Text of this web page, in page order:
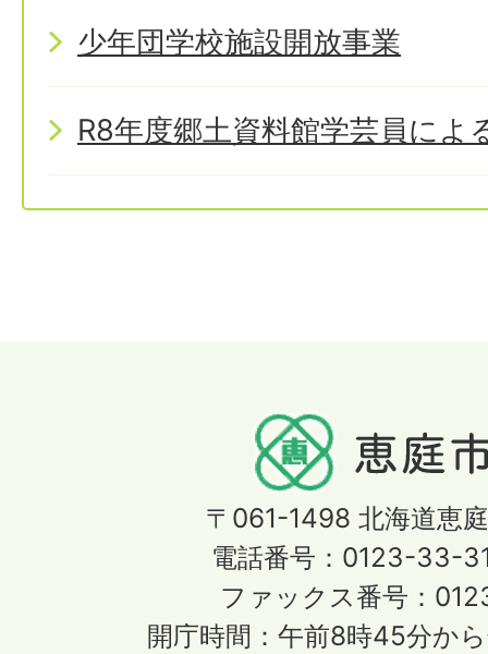
少年団学校施設開放事業
R8年度郷土資料館学芸員によ
〒061-1498 北海道恵
電話番号：0123-33-
ファックス番号：
開庁時間：午前8時45分か